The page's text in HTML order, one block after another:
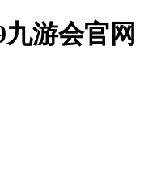
游会官网